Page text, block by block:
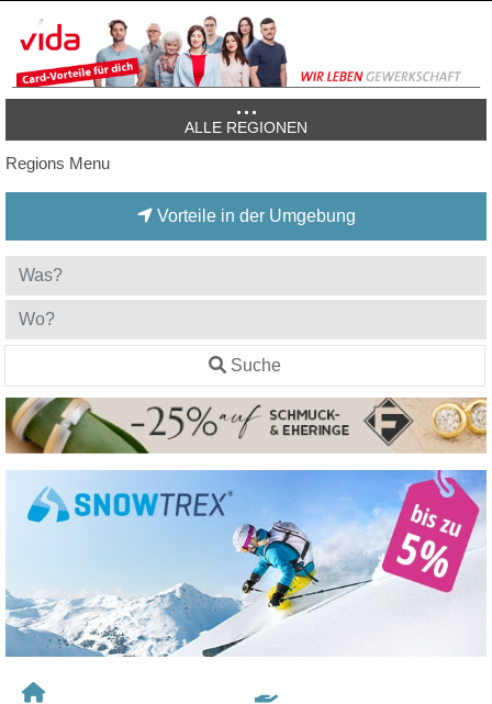
ALLE REGIONEN
Regions Menu
Vorteile in der Umgebung
Suche